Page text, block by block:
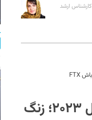
کارشناس ارشد
نگاهی اجمالی به وضعیت تنظیم‌گری قانونی رمزارزها در سال ۲۰۲۳؛ زنگ